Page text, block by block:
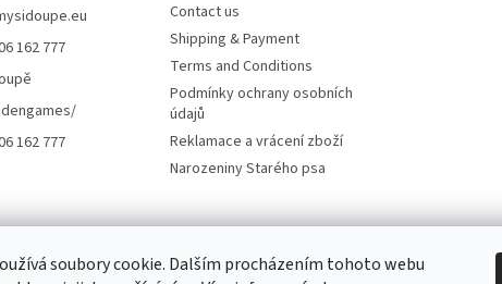
soubory cookie. Dalším procházením tohoto webu
162 777
162 777
Contact us
Shipping & Payment
Terms and Conditions
Podmínky ochrany osobních
údajů
Reklamace a vrácení zboží
Narozeniny Starého psa